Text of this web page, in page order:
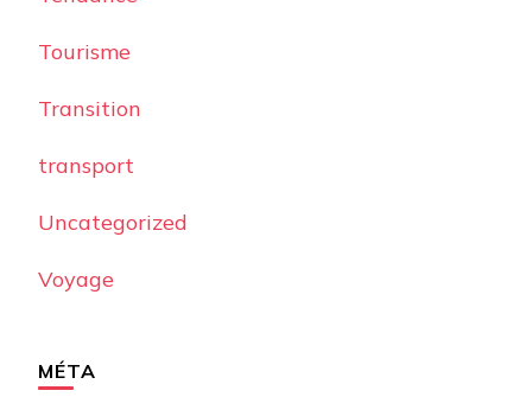
Tourisme
Transition
transport
Uncategorized
Voyage
MÉTA